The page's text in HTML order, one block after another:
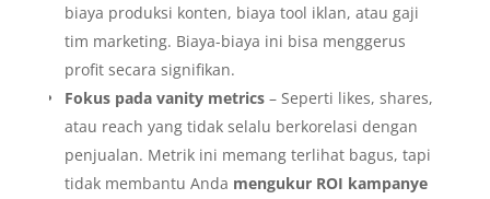
biaya produksi konten, biaya tool iklan, atau gaji
tim marketing. Biaya-biaya ini bisa menggerus
profit secara signifikan.
Fokus pada vanity metrics– Seperti likes, shares,
atau reach yang tidak selalu berkorelasi dengan
penjualan. Metrik ini memang terlihat bagus, tapi
tidak membantu Anda mengukur ROI kampanye